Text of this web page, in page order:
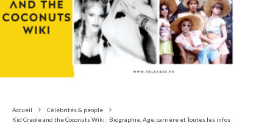
Accueil
Célébrités & people
Kid Creole and the Coconuts Wiki : Biographie, Age, carrière et Toutes les infos